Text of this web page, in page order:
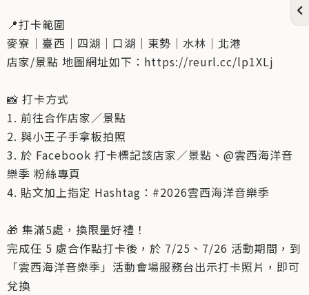
📍打卡範圍
麥寮｜臺西｜四湖｜口湖｜東勢｜水林｜北港
店家/景點 地圖網址如下：https://reurl.cc/lp1XLj
📸 打卡方式
1. 前往合作店家／景點
2. 與小王子手拿板拍照
3. 於 Facebook 打卡標記該店家／景點、@雲西海洋音
樂季 粉絲專頁
4. 貼文加上指定 Hashtag：#2026雲西海洋音樂季
🎁 集滿5處，換限量好禮！
完成任 5 處合作點打卡後，於 7/25、7/26 活動期間，到
「雲西海洋音樂季」活動會場服務台出示打卡照片，即可
兌換